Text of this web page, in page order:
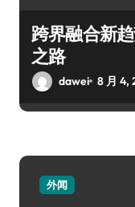
跨界融合新
之路
dawei 8 月 4,
外闻